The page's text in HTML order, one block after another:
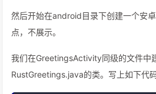
然后开始在android目录下创建一个安
点，不展示。
我们在GreetingsActivity同级的文件中
RustGreetings.java的类。写上如下代